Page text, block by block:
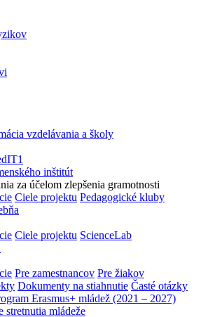
vzdelávania a školy
inštitút
za účelom zlepšenia gramotnosti
Ciele projektu Pedagogické kluby
Ciele projektu ScienceLab
Pre zamestnancov Pre žiakov
Dokumenty na stiahnutie Časté otázky
Erasmus+ mládež (2021 – 2027)
mládeže